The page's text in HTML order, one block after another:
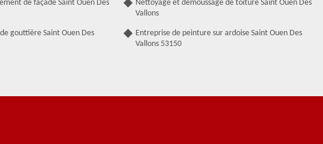
de façade Saint Ouen Des
gouttière Saint Ouen Des
Nettoyage et démoussage de toiture Saint Ouen Des
Vallons
Entreprise de peinture sur ardoise Saint Ouen Des
Vallons 53150